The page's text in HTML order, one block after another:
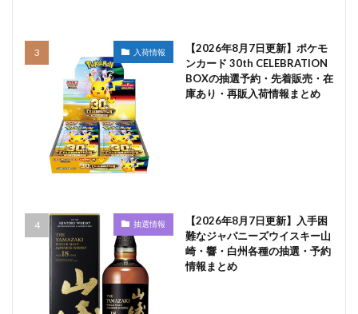
入荷情報
【2026年8月7日更新】ポケモ
ンカード 30th CELEBRATION
BOXの抽選予約・先着販売・在
庫あり・再販入荷情報まとめ
抽選情報
【2026年8月7日更新】入手困
難なジャパニーズウイスキー山
崎・響・白州各種の抽選・予約
情報まとめ